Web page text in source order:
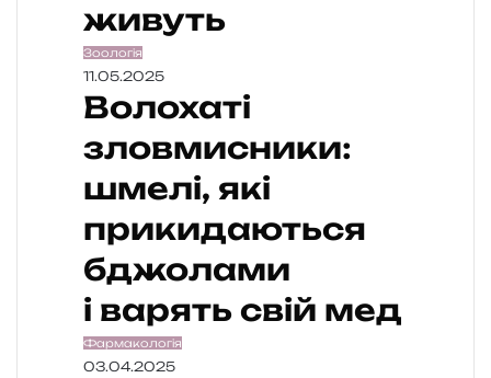
живуть
Зоологія
11.05.2025
Волохаті
зловмисники:
шмелі, які
прикидаються
бджолами
і варять свій мед
Фармакологія
03.04.2025